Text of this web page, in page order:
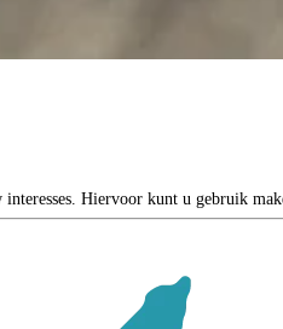
Hiervoor kunt u gebruik